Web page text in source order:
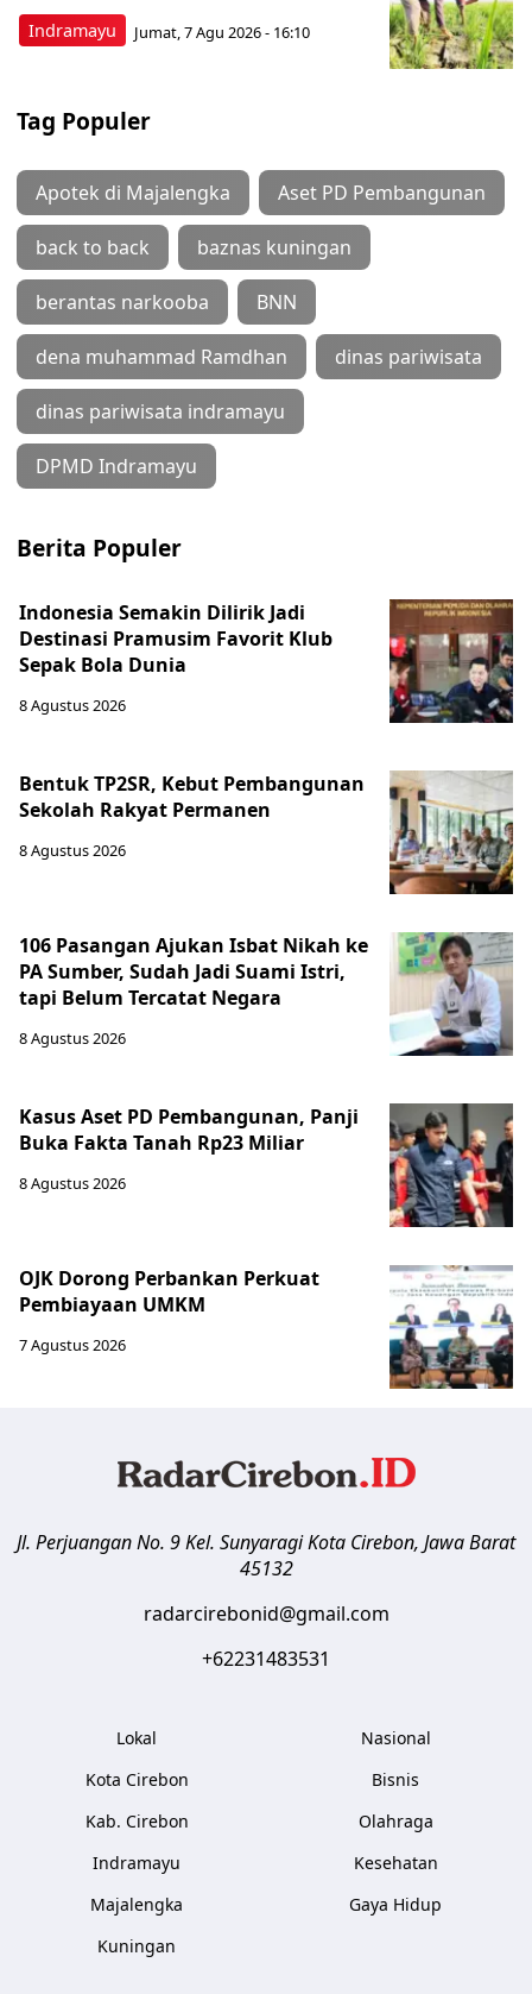
Indramayu Jumat, 7 Agu 2026 - 16:10
Tag Populer
Apotek di Majalengka Aset PD Pembangunan
back to back baznas kuningan
berantas narkooba BNN
dena muhammad Ramdhan dinas pariwisata
dinas pariwisata indramayu
DPMD Indramayu
Berita Populer
Indonesia Semakin Dilirik Jadi
Destinasi Pramusim Favorit Klub
Sepak Bola Dunia
8 Agustus 2026
Bentuk TP2SR, Kebut Pembangunan
Sekolah Rakyat Permanen
8 Agustus 2026
106 Pasangan Ajukan Isbat Nikah ke
PA Sumber, Sudah Jadi Suami Istri,
tapi Belum Tercatat Negara
8 Agustus 2026
Kasus Aset PD Pembangunan, Panji
Buka Fakta Tanah Rp23 Miliar
8 Agustus 2026
OJK Dorong Perbankan Perkuat
Pembiayaan UMKM
7 Agustus 2026
Jl. Perjuangan No. 9 Kel. SunyaragiKota Cirebon, Jawa Barat
45132
radarcirebonid@gmail.com
+62231483531
Lokal
Kota Cirebon
Kab. Cirebon
Indramayu
Majalengka
Kuningan
Nasional
Bisnis
Olahraga
Kesehatan
Gaya Hidup